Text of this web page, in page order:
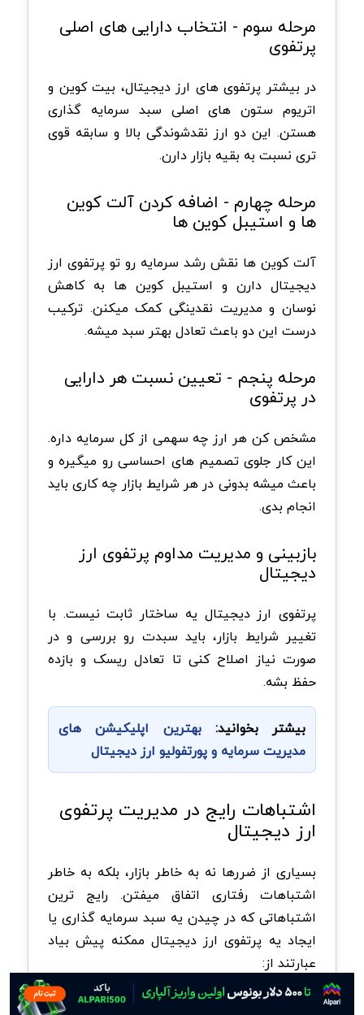
مرحله سوم - انتخاب دارایی های اصلی
پرتفوی
در بیشتر پرتفوی های ارز دیجیتال، بیت کوین و
اتریوم ستون های اصلی سبد سرمایه گذاری
هستن. این دو ارز نقدشوندگی بالا و سابقه قوی
تری نسبت به بقیه بازار دارن.
مرحله چهارم - اضافه کردن آلت کوین
ها و استیبل کوین ها
آلت کوین ها نقش رشد سرمایه رو تو پرتفوی ارز
دیجیتال دارن و استیبل کوین ها به کاهش
نوسان و مدیریت نقدینگی کمک میکنن. ترکیب
درست این دو باعث تعادل بهتر سبد میشه.
مرحله پنجم - تعیین نسبت هر دارایی
در پرتفوی
مشخص کن هر ارز چه سهمی از کل سرمایه داره.
این کار جلوی تصمیم های احساسی رو میگیره و
باعث میشه بدونی در هر شرایط بازار چه کاری باید
انجام بدی.
بازبینی و مدیریت مداوم پرتفوی ارز
دیجیتال
پرتفوی ارز دیجیتال یه ساختار ثابت نیست. با
تغییر شرایط بازار، باید سبدت رو بررسی و در
صورت نیاز اصلاح کنی تا تعادل ریسک و بازده
حفظ بشه.
بیشتر بخوانید:بهترین اپلیکیشن‌ های
مدیریت سرمایه و پورتفولیو ارز دیجیتال
اشتباهات رایج در مدیریت پرتفوی
ارز دیجیتال
بسیاری از ضررها نه به خاطر بازار، بلکه به خاطر
اشتباهات رفتاری اتفاق میفتن. رایج ترین
اشتباهاتی که در چیدن یه سبد سرمایه گذاری یا
ایجاد یه پرتفوی ارز دیجیتال ممکنه پیش بیاد
عبارتند از:
تمرکز بیش از حد روی یک ارز